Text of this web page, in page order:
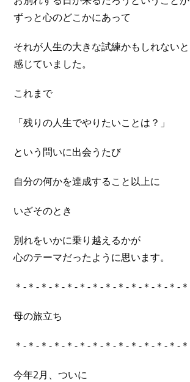
ずっと心のどこかにあって
それが人生の大きな試練かもしれないと
感じていました。
これまで
「残りの人生でやりたいことは？」
という問いに出会うたび
自分の何かを達成すること以上に
いざそのとき
別れをいかに乗り越えるかが
心のテーマだったように思います。
＊-＊-＊-＊-＊-＊-＊-＊-＊-＊-＊-＊-＊-＊
母の旅立ち
＊-＊-＊-＊-＊-＊-＊-＊-＊-＊-＊-＊-＊-＊
今年2月、ついに